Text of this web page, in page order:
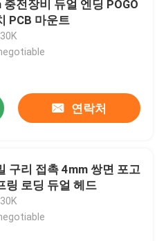
충전장비 듀얼 엔딩 POGO
PCB 마운트
연락처
구리 접촉 4mm 쌍면 포고
링 로딩 듀얼 헤드